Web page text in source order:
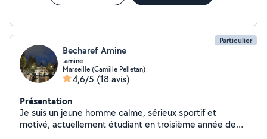
Particulier
Becharef Amine
.amine
Marseille (Camille Pelletan)
4,6/5 (18 avis)
Présentation
Je suis un jeune homme calme, sérieux sportif et
motivé, actuellement étudiant en troisième année de